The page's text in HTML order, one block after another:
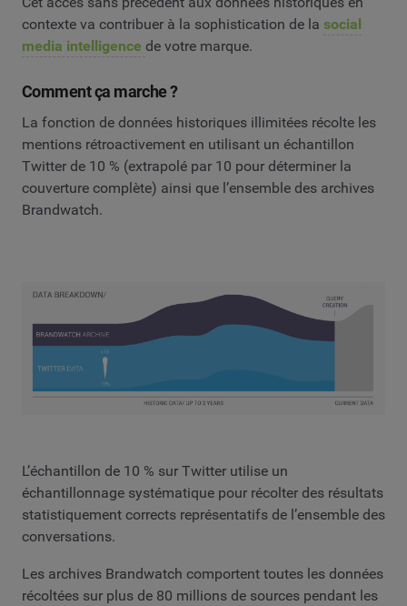
contexte va contribuer à la sophistication de la social
media intelligence de votre marque.
Comment ça marche ?
La fonction de données historiques illimitées récolte les
mentions rétroactivement en utilisant un échantillon
Twitter de 10 % (extrapolé par 10 pour déterminer la
couverture complète) ainsi que l’ensemble des archives
Brandwatch.
L’échantillon de 10 % sur Twitter utilise un
échantillonnage systématique pour récolter des résultats
statistiquement corrects représentatifs de l’ensemble des
conversations.
Les archives Brandwatch comportent toutes les données
récoltées sur plus de 80 millions de sources pendant les